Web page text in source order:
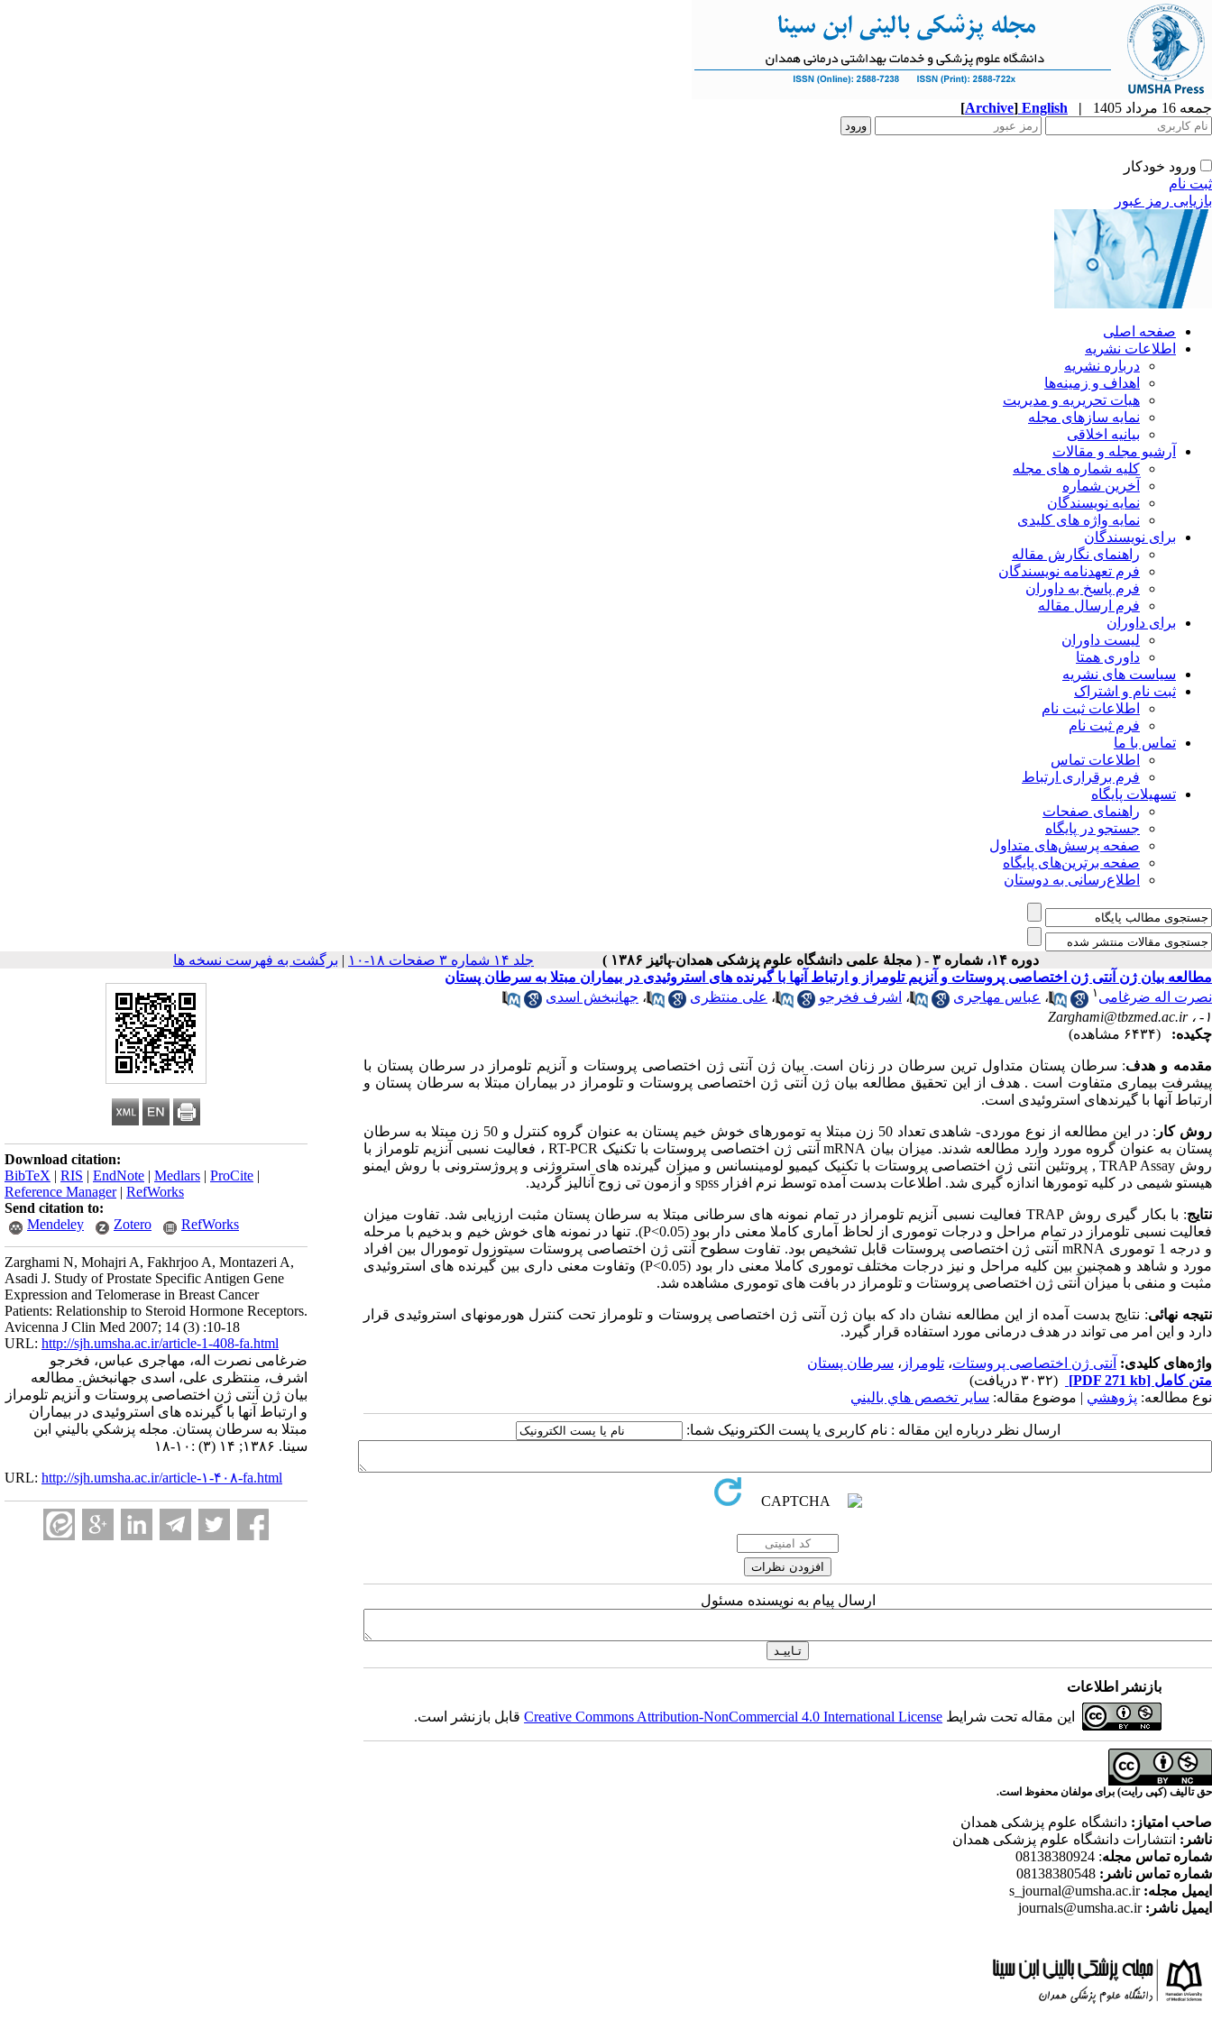
جمعه 16 مرداد 1405 |
English
[Archive]
ورود خودکار
ثبت نام
بازیابی رمز عبور
صفحه اصلی
اطلاعات نشریه
درباره نشریه
اهداف و زمینه‌ها
هیات تحریریه و مدیریت
نمایه سازهای مجله
بیانیه اخلاقی
آرشیو مجله و مقالات
کلیه شماره های مجله
آخرین شماره
نمایه نویسندگان
نمایه واژه های کلیدی
برای نویسندگان
راهنمای نگارش مقاله
فرم تعهدنامه نویسندگان
فرم پاسخ به داوران
فرم ارسال مقاله
برای داوران
لیست داوران
داوری همتا
سیاست های نشریه
ثبت نام و اشتراک
اطلاعات ثبت نام
فرم ثبت نام
تماس با ما
اطلاعات تماس
فرم برقراری ارتباط
تسهیلات پایگاه
راهنمای صفحات
جستجو در پایگاه
صفحه پرسش‌های متداول
صفحه برترین‌های پایگاه
اطلاع‌رسانی به دوستان
دوره ۱۴، شماره ۳ - ( مجلۀ علمی دانشگاه علوم پزشکی همدان-پائيز ۱۳۸۶ ) جلد ۱۴ شماره ۳ صفحات ۱۸-۱۰ | برگشت به فهرست نسخه ها
Download citation:
BibTeX | RIS | EndNote | Medlars | ProCite |
Reference Manager| RefWorks
Send citation to:
Mendeley
Zotero RefWorks
Zarghami N, Mohajri A, Fakhrjoo A, Montazeri A,
Asadi J. Study of Prostate Specific Antigen Gene
Expression and Telomerase in Breast Cancer
Patients: Relationship to Steroid Hormone Receptors.
Avicenna J Clin Med 2007; 14 (3) :10-18
URL: http://sjh.umsha.ac.ir/article-1-408-fa.html
ضرغامی نصرت اله، مهاجری عباس، فخرجو
اشرف، منتظری علی، اسدی جهانبخش. مطالعه
بیان ژن آنتی ژن اختصاصی پروستات و آنزیم تلومراز
و ارتباط آنها با گیرنده های استروئیدی در بیماران
مبتلا به سرطان پستان. مجله پزشكي باليني ابن
سينا. ۱۳۸۶; ۱۴ (۳) :۱۰-۱۸
URL: http://sjh.umsha.ac.ir/article-۱-۴۰۸-fa.html
مطالعه بیان ژن آنتی ژن اختصاصی پروستات و آنزیم تلومراز و ارتباط آنها با گیرنده های استروئیدی در بیماران مبتلا به سرطان پستان
نصرت اله ضرغامی ۱ ، عباس مهاجری ، اشرف فخرجو ، علی منتظری ، جهانبخش اسدی
۱- ،
Zarghami@tbzmed.ac.ir
چکیده:
(۶۴۳۴ مشاهده)
مقدمه و هدف: سرطان پستان متداول ترین سرطان در زنان است. بیان ژن آنتی ژن اختصاصی پروستات و آنزیم تلومراز در سرطان پستان با
پیشرفت بیماری متفاوت است . هدف از این تحقیق مطالعه بیان ژن آنتی ژن اختصاصی پروستات و تلومراز در بیماران مبتلا به سرطان پستان و
ارتباط آنها با گیرندهای استروئیدی است.
روش کار
: در این مطالعه از نوع موردی- شاهدی تعداد 50 زن مبتلا به تومورهای خوش خیم پستان به عنوان گروه کنترل و 50 زن مبتلا به سرطان
پستان به عنوان گروه مورد وارد مطالعه شدند. میزان بیان mRNA آنتی ژن اختصاصی پروستات با تکنیک RT-PCR ، فعالیت نسبی آنزیم تلومراز با
روش TRAP Assay , پروتئین آنتی ژن اختصاصی پروستات با تکنیک کیمیو لومینسانس و میزان گیرنده های استروژنی و پروژسترونی با روش ایمنو
هیستو شیمی در کلیه تومورها اندازه گیری شد. اطلاعات بدست آمده توسط نرم افزار spss و آزمون تی زوج آنالیز گردید.
نتایج
: با بکار گیری روش TRAP فعالیت نسبی آنزیم تلومراز در تمام نمونه های سرطانی مبتلا به سرطان پستان مثبت ارزیابی شد. تفاوت میزان
فعالیت نسبی تلومراز در تمام مراحل و درجات توموری از لحاظ آماری کاملا معنی دار بود (P<0.05). تنها در نمونه های خوش خیم و بدخیم با مرحله
و درجه 1 توموری mRNA آنتی ژن اختصاصی پروستات قابل تشخیص بود. تفاوت سطوح آنتی ژن اختصاصی پروستات سیتوزول تومورال بین افراد
مورد و شاهد و همچنین بین کلیه مراحل و نیز درجات مختلف توموری کاملا معنی دار بود (P<0.05) وتفاوت معنی داری بین گیرنده های استروئیدی
مثبت و منفی با میزان آنتی ژن اختصاصی پروستات و تلومراز در بافت های توموری مشاهده شد.
نتیجه نهائی: نتایج بدست آمده از این مطالعه نشان داد که بیان ژن آنتی ژن اختصاصی پروستات و تلومراز تحت کنترل هورمونهای استروئیدی قرار
دارد و این امر می تواند در هدف درمانی مورد استفاده قرار گیرد.
واژه‌های کلیدی: آنتی ژن اختصاصی پروستات، تلومراز ، سرطان پستان
متن کامل [PDF 271 kb]
(۳۰۳۲ دریافت)
نوع مطالعه: پژوهشي | موضوع مقاله: سایر تخصص هاي باليني
ارسال نظر درباره این مقاله : نام کاربری یا پست الکترونیک شما:
ارسال پیام به نویسنده مسئول
بازنشر اطلاعات
این مقاله تحت شرایط Creative Commons Attribution-NonCommercial 4.0 International Licenseقابل بازنشر است.
حق تالیف (کپی رایت) برای مولفان محفوظ است.
صاحب امتیاز: دانشگاه علوم پزشکی همدان
ناشر: انتشارات دانشگاه علوم پزشکی همدان
شماره تماس مجله: 08138380924
شماره تماس ناشر:
ایمیل مجله: s_journal@umsha.ac.ir
ایمیل ناشر: journals@umsha.ac.ir